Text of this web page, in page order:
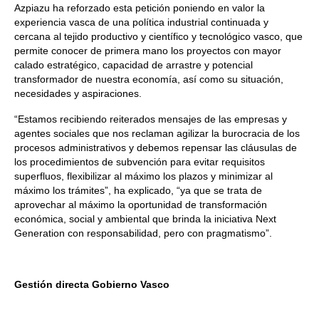
Azpiazu ha reforzado esta petición poniendo en valor la
experiencia vasca de una política industrial continuada y
cercana al tejido productivo y científico y tecnológico vasco, que
permite conocer de primera mano los proyectos con mayor
calado estratégico, capacidad de arrastre y potencial
transformador de nuestra economía, así como su situación,
necesidades y aspiraciones.
“Estamos recibiendo reiterados mensajes de las empresas y
agentes sociales que nos reclaman agilizar la burocracia de los
procesos administrativos y debemos repensar las cláusulas de
los procedimientos de subvención para evitar requisitos
superfluos, flexibilizar al máximo los plazos y minimizar al
máximo los trámites”, ha explicado, “ya que se trata de
aprovechar al máximo la oportunidad de transformación
económica, social y ambiental que brinda la iniciativa Next
Generation con responsabilidad, pero con pragmatismo”.
Gestión directa Gobierno Vasco